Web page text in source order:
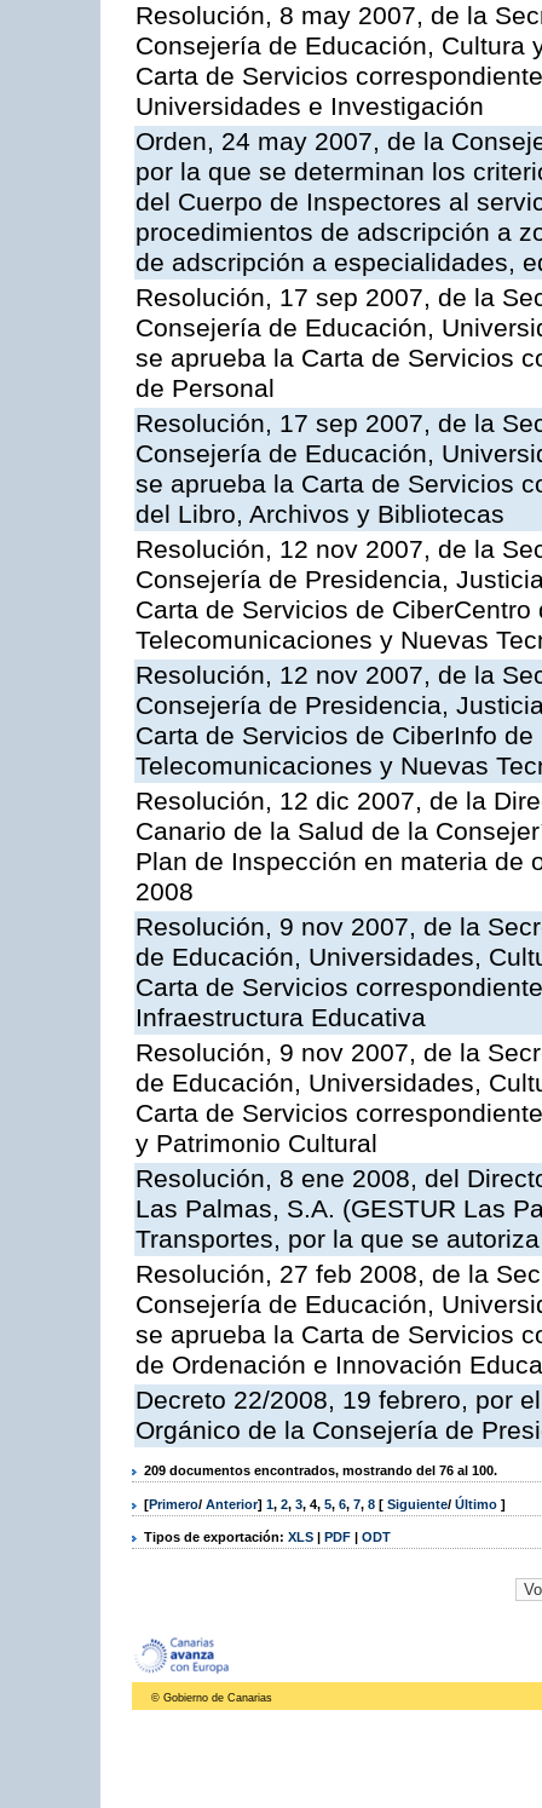
Resolución, 8 may 2007, de la
Consejería de Educación, Cultura
Carta de Servicios
Universidades e Investigación
Orden, 24 may 2007, de la
por la que se determinan los
del Cuerpo de Inspectores al
procedimientos de adscripción a
de adscripción a especialidades,
Resolución, 17 sep 2007, de la
Consejería de Educación,
se aprueba la Carta de Servicios
de Personal
Resolución, 17 sep 2007, de la
Consejería de Educación,
se aprueba la Carta de Servicios
del Libro, Archivos y Bibliotecas
Resolución, 12 nov 2007, de la
Consejería de Presidencia,
Carta de Servicios de
Telecomunicaciones y Nuevas
Resolución, 12 nov 2007, de la
Consejería de Presidencia,
Carta de Servicios de CiberInfo
Telecomunicaciones y Nuevas
Resolución, 12 dic 2007, de la
Canario de la Salud de la
Plan de Inspección en materia de
2008
Resolución, 9 nov 2007, de la
de Educación, Universidades,
Carta de Servicios
Infraestructura Educativa
Resolución, 9 nov 2007, de la
de Educación, Universidades,
Carta de Servicios
y Patrimonio Cultural
Resolución, 8 ene 2008, del
Las Palmas, S.A. (GESTUR Las
Transportes, por la que se
Resolución, 27 feb 2008, de la
Consejería de Educación,
se aprueba la Carta de Servicios
de Ordenación e Innovación
Decreto 22/2008, 19 febrero, por
Orgánico de la Consejería de
209 documentos encontrados, mostrando del 76 al 100.
[Primero/ Anterior] 1, 2, 3, 4, 5, 6, 7, 8 [ Siguiente/ Último ]
Tipos de exportación: XLS | PDF | ODT
© Gobierno de Canarias